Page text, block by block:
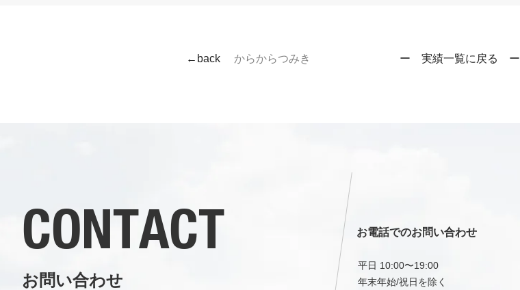
←back からからつみき ー 実績一覧に戻る ー
CONTACT
お問い合わせ
お電話でのお問い合わせ
平日 10:00〜19:00
年末年始/祝日を除く